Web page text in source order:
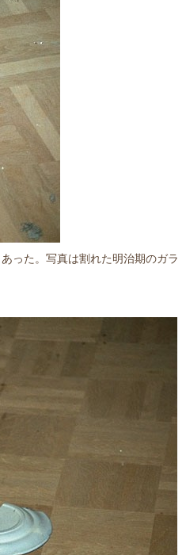
った。写真は割れた明治期のガラ